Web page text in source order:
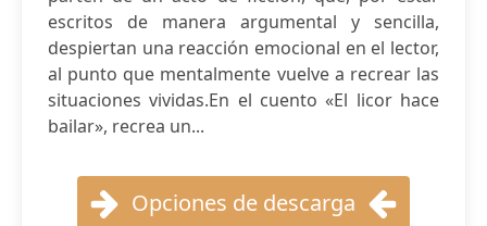
escritos de manera argumental y sencilla,
despiertan una reacción emocional en el lector,
al punto que mentalmente vuelve a recrear las
situaciones vividas.En el cuento «El licor hace
bailar», recrea un...
Opciones de descarga